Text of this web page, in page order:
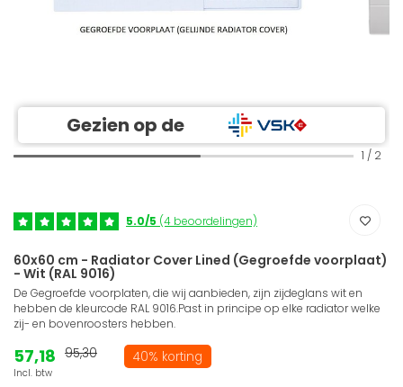
Gezien op de
1 / 2
5.0/5 (4 beoordelingen)
60x60 cm - Radiator Cover Lined (Gegroefde voorplaat)
- Wit (RAL 9016)
De Gegroefde voorplaten, die wij aanbieden, zijn zijdeglans wit en
hebben de kleurcode RAL 9016.Past in principe op elke radiator welke
zij- en bovenroosters hebben.
57,18
Incl. btw
95,30 40% korting